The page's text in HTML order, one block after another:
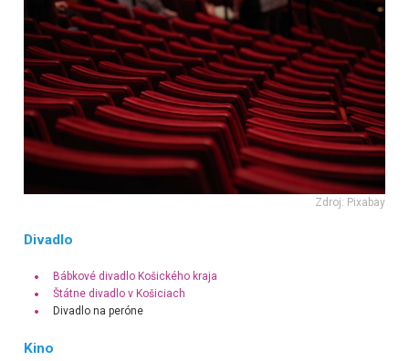
Zdroj: Pixabay
Divadlo
Bábkové divadlo Košického kraja
Štátne divadlo v Košiciach
Divadlo na peróne
Kino